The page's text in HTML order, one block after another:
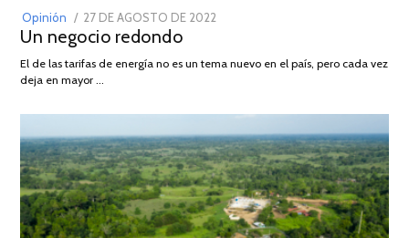
Opinión
POSTED
ON
27 DE AGOSTO DE 2022
DE
Un negocio redondo
El de las tarifas de energía no es un tema nuevo en el país, pero cada vez
deja en mayor …